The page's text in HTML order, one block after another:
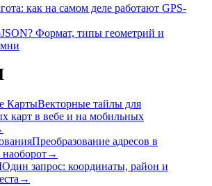
как на самом деле работают GPS-
Формат, типы геометрий и
КартыВекторные тайлы для
карт в вебе и на мобильных
Преобразование адресов в
→
Один запрос: координаты, район и
→